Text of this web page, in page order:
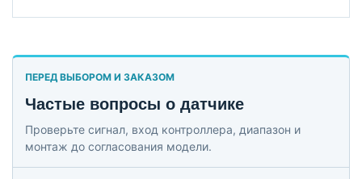
ПЕРЕД ВЫБОРОМ И ЗАКАЗОМ
Частые вопросы о датчике
Проверьте сигнал, вход контроллера, диапазон и
монтаж до согласования модели.